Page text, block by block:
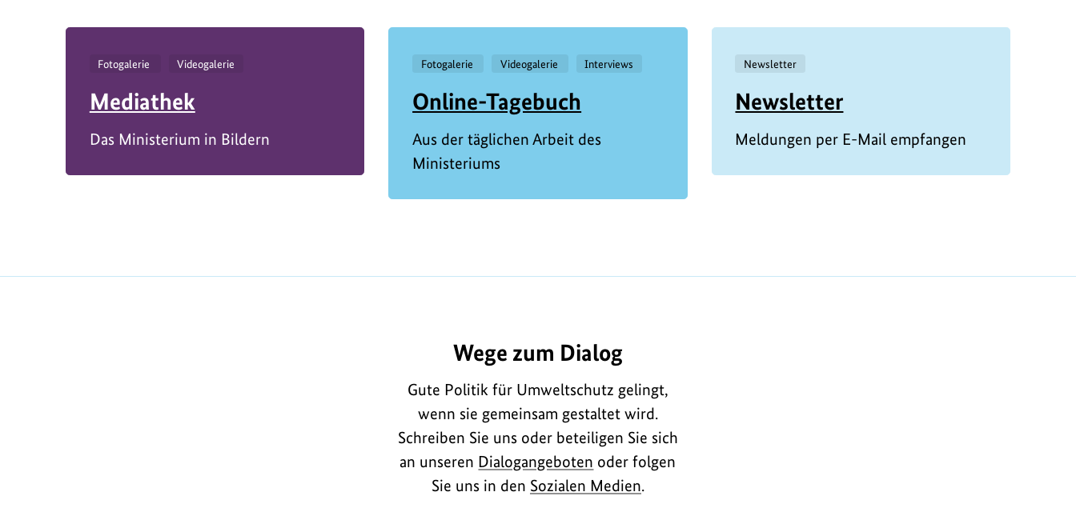
Fotogalerie Videogalerie
Mediathek
Das Ministerium in Bildern
Fotogalerie Videogalerie Interviews
Online-Tagebuch
Aus der täglichen Arbeit des
Ministeriums
Newsletter
Newsletter
Meldungen per E-Mail empfangen
Wege zum Dialog
Gute Politik für Umweltschutz gelingt,
wenn sie gemeinsam gestaltet wird.
Schreiben Sie uns oder beteiligen Sie sich
an unseren Dialogangeboten oder folgen
Sie uns in den Sozialen Medien.